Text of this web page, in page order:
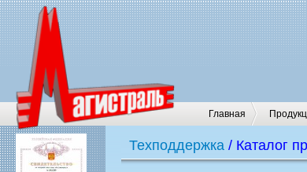
Главная
Техподдержка / Каталог